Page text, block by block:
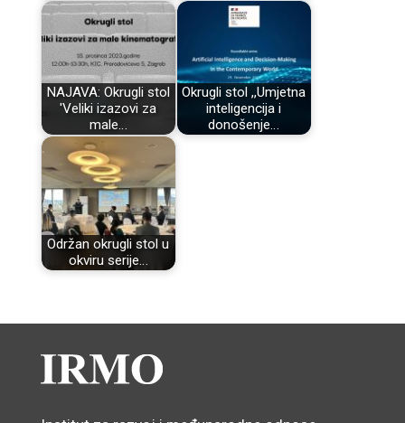
NAJAVA: Okrugli stol
'Veliki izazovi za
male…
Okrugli stol ,,Umjetna
inteligencija i
donošenje…
Održan okrugli stol u
okviru serije…